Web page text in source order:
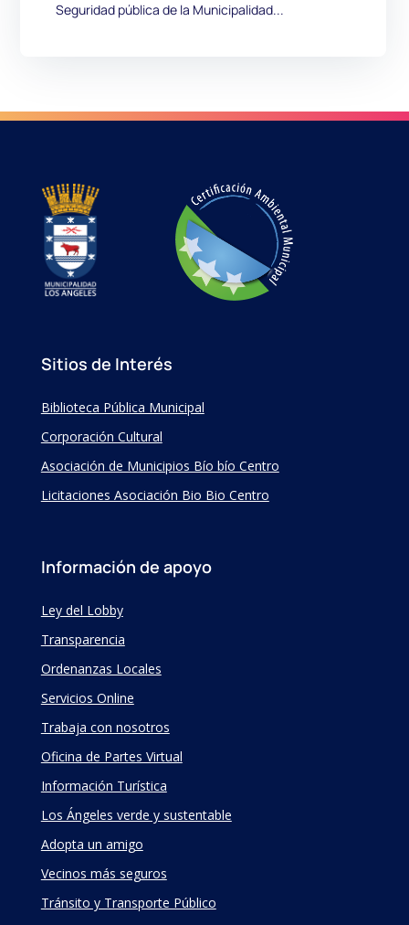
Seguridad pública de la Municipalidad...
Sitios de Interés
Biblioteca Pública Municipal
Corporación Cultural
Asociación de Municipios Bío bío Centro
Licitaciones Asociación Bio Bio Centro
Información de apoyo
Ley del Lobby
Transparencia
Ordenanzas Locales
Servicios Online
Trabaja con nosotros
Oficina de Partes Virtual
Información Turística
Los Ángeles verde y sustentable
Adopta un amigo
Vecinos más seguros
Tránsito y Transporte Público